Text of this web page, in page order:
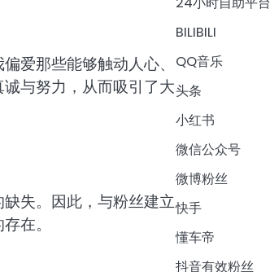
爱那些能够触动人心、
与努力，从而吸引了大
失。因此，与粉丝建立
在。
BILIBILI
QQ音乐
头条
小红书
微信公众号
微博粉丝
快手
懂车帝
抖音有效粉丝